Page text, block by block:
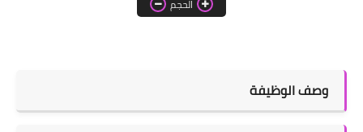
اخبار الطلبةالحجم
وصف الوظيفة